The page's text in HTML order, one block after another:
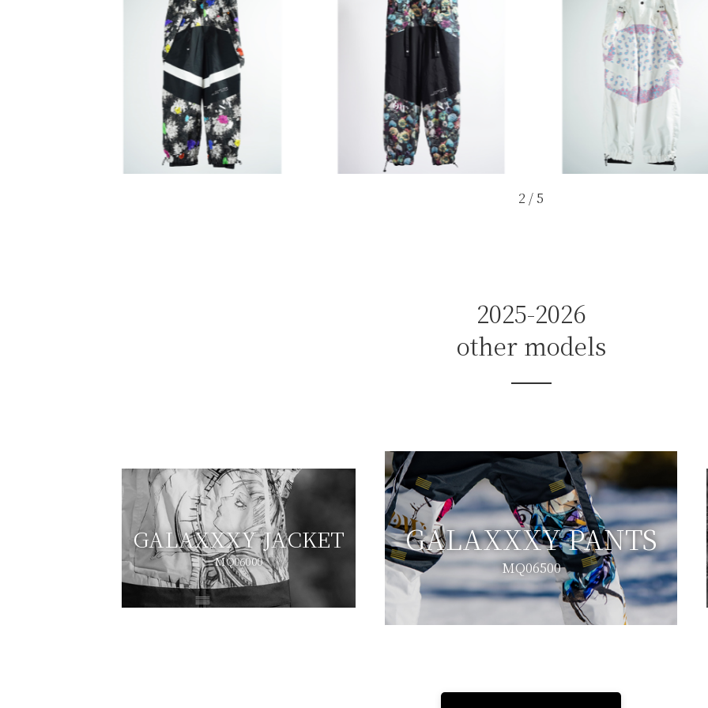
2 /5
2025-2026
other models
GALAXXXY JACKET
MQ06000
GALAXXXY PANTS
MQ06500